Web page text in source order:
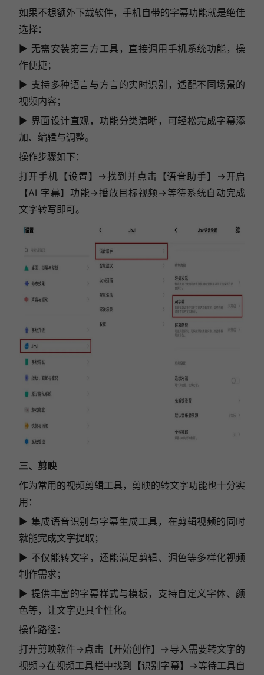
如果不想额外下载软件，手机自带的字幕功能就是绝佳
选择：
▶ 无需安装第三方工具，直接调用手机系统功能，操
作便捷；
▶ 支持多种语言与方言的实时识别，适配不同场景的
视频内容；
▶ 界面设计直观，功能分类清晰，可轻松完成字幕添
加、编辑与调整。
操作步骤如下：
打开手机【设置】→找到并点击【语音助手】→开启
【AI 字幕】功能→播放目标视频→等待系统自动完成
文字转写即可。
三、剪映
作为常用的视频剪辑工具，剪映的转文字功能也十分实
用：
▶ 集成语音识别与字幕生成工具，在剪辑视频的同时
就能完成文字提取；
▶ 不仅能转文字，还能满足剪辑、调色等多样化视频
制作需求；
▶ 提供丰富的字幕样式与模板，支持自定义字体、颜
色等，让文字更具个性化。
操作路径：
打开剪映软件→点击【开始创作】→导入需要转文字的
视频→在视频工具栏中找到【识别字幕】→等待工具自